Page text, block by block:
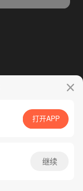
App免费看
打开APP
继续